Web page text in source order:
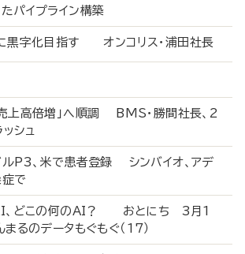
パイプライン構築
黒字化目指す オンコリス・浦田社長
上高倍増」へ順調 BMS・勝間社長、2
シュ
ルP3、米で患者登録 シンバイオ、アデ
症で
、どこの何のAI？ おとにち 3月1
るのデータもぐもぐ（17）